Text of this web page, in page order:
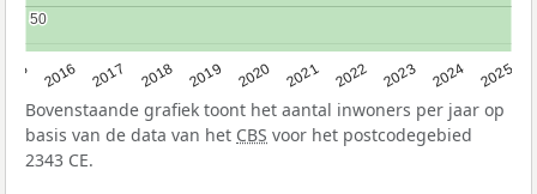
2016 2017 2018 2019 2020 2021 2022 2023 2024 2025
50
50
Bovenstaande grafiek toont het aantal inwoners per jaar op
basis van de data van het CBS voor het postcodegebied
2343 CE.